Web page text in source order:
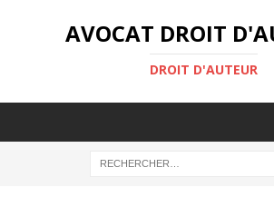
AVOCAT DROIT
DROIT D'AUTEUR